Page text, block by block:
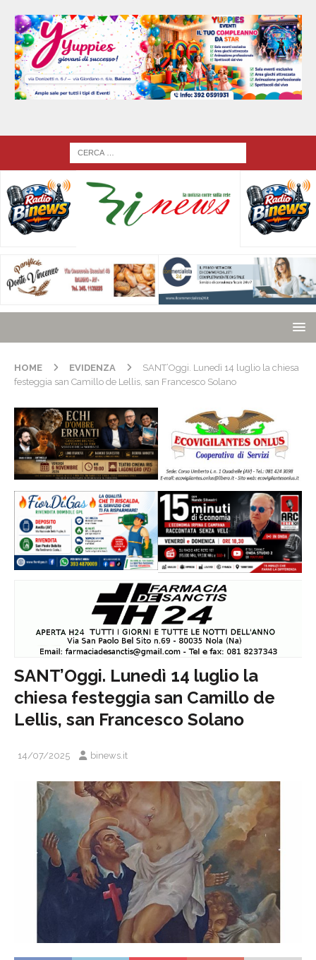
HOME EVIDENZA
SANT’Oggi. Lunedì 14 luglio la chiesa
festeggia san Camillo de Lellis, san Francesco Solano
SANT’Oggi. Lunedì 14 luglio la
chiesa festeggia san Camillo de
Lellis, san Francesco Solano
14/07/2025 binews.it